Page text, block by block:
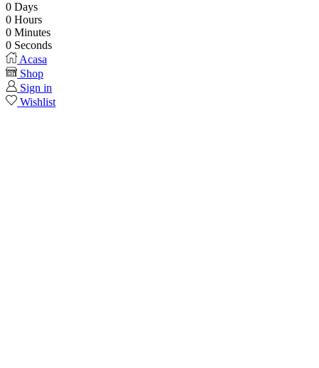
0 Days
0 Hours
0 Minutes
0 Seconds
Acasa
Shop
Sign in
Wishlist